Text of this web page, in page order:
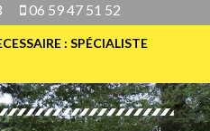
06 59 47 51 52
: SPÉCIALISTE